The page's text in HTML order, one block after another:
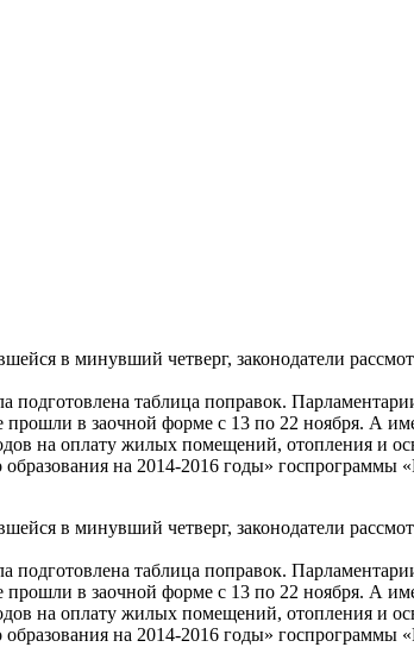
в минувший четверг, законодатели
таблица поправок.
в заочной форме с 13 по 22 ноября. А
на оплату жилых помещений, отопления и
на 2014-2016 годы» госпрограммы
в минувший четверг, законодатели
таблица поправок.
в заочной форме с 13 по 22 ноября. А
на оплату жилых помещений, отопления и
на 2014-2016 годы» госпрограммы